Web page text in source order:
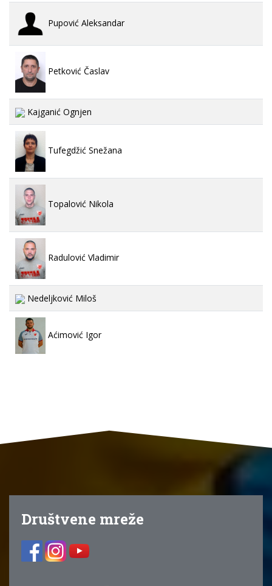
Pupović Aleksandar
Petković Časlav
Kajganić Ognjen
Tufegdžić Snežana
Topalović Nikola
Radulović Vladimir
Nedeljković Miloš
Aćimović Igor
Društvene mreže